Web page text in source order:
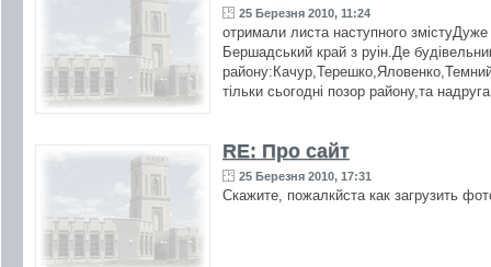
25 Березня 2010, 11:24
отримали листа наступного
Бершадський край з руін.Де
району:Качур,Терешко,Яловенко,Темний
тільки сьогодні позор району,та
RE: Про сайт
25 Березня 2010, 17:31
Скажите, пожалкйста как загрузить